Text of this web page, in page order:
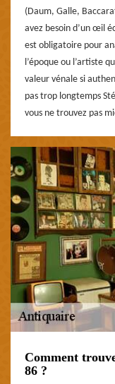
(Daum, Galle,
avez besoin d’un œil
est obligatoire pour
l’époque ou l’artiste
valeur vénale si
pas trop longtemps
vous ne trouvez pas
Comment
86 ?